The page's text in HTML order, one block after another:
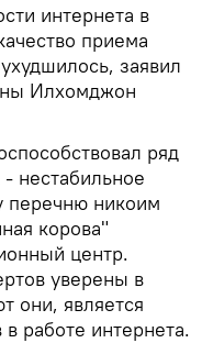
интернета в
приема
заявил
Илхомджон
ряд
нестабильное
перечню никоим
корова"
центр.
уверены в
они, является
работе интернета.